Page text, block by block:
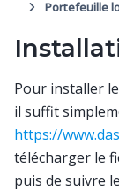
Portefeuille
Pour installer
il suffit
https://
télécharger le
puis de suivre